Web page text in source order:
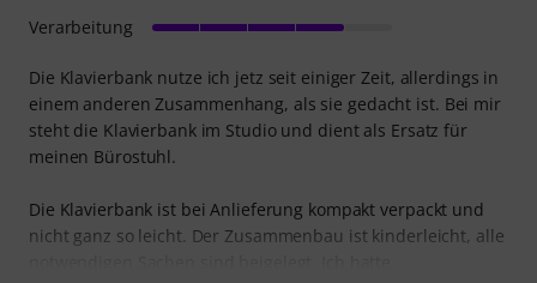
Die Klavierbank nutze ich jetz seit einiger Zeit, allerdings in
einem anderen Zusammenhang, als sie gedacht ist. Bei mir
steht die Klavierbank im Studio und dient als Ersatz für
meinen Bürostuhl.
Die Klavierbank ist bei Anlieferung kompakt verpackt und
nicht ganz so leicht. Der Zusammenbau ist kinderleicht, alle
Verarbeitung